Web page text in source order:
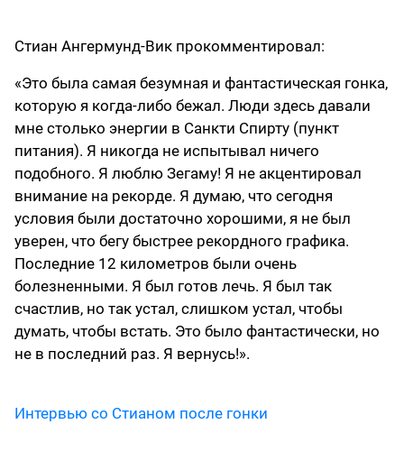
Стиан Ангермунд-Вик прокомментировал:
«Это была самая безумная и фантастическая гонка,
которую я когда-либо бежал. Люди здесь давали
мне столько энергии в Санкти Спирту (пункт
питания). Я никогда не испытывал ничего
подобного. Я люблю Зегаму! Я не акцентировал
внимание на рекорде. Я думаю, что сегодня
условия были достаточно хорошими, я не был
уверен, что бегу быстрее рекордного графика.
Последние 12 километров были очень
болезненными. Я был готов лечь. Я был так
счастлив, но так устал, слишком устал, чтобы
думать, чтобы встать. Это было фантастически, но
не в последний раз. Я вернусь!».
Интервью со Стианом после гонки